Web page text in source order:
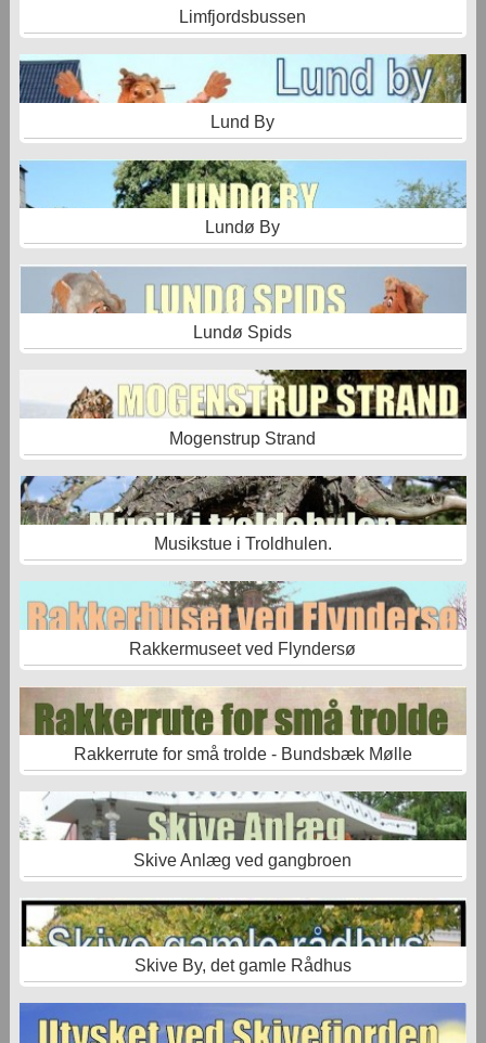
Limfjordsbussen
Lund By
Lundø By
Lundø Spids
Mogenstrup Strand
Musikstue i Troldhulen.
Rakkermuseet ved Flyndersø
Rakkerrute for små trolde - Bundsbæk Mølle
Skive Anlæg ved gangbroen
Skive By, det gamle Rådhus